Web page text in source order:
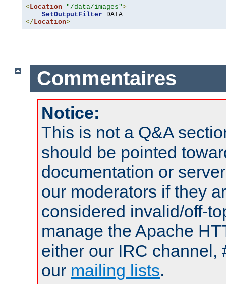
<Location "/data/images">
SetOutputFilter
</Location>
Commentaires
Notice:
This is not a Q&A
should be pointed
documentation or
our moderators if they
considered invalid/off-
manage the Apache
either our IRC channel,
our mailing lists.